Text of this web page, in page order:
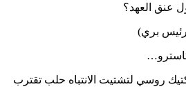
عنق العهد؟
بري)
روسي لتشتيت الانتباه حلب تقترب